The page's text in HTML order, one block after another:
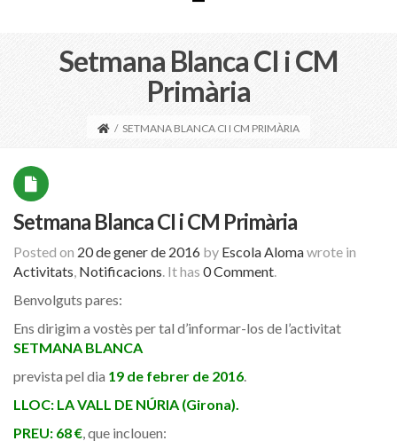
Setmana Blanca CI i CM
Primària
/ SETMANA BLANCA CI I CM PRIMÀRIA
Setmana Blanca CI i CM Primària
Posted on 20 de gener de 2016 by Escola Alomawrote in
Activitats, Notificacions. It has 0 Comment.
Benvolguts pares:
Ens dirigim a vostès per tal d’informar-los de l’activitat
SETMANA BLANCA
prevista pel dia 19 de febrer de 2016.
LLOC: LA VALL DE NÚRIA (Girona).
PREU: 68 €, que inclouen: